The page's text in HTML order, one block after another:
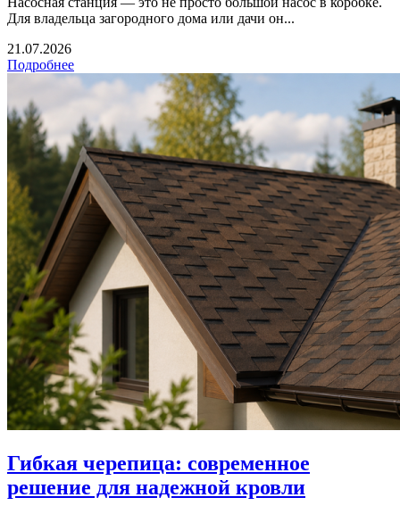
Для владельца загородного дома или дачи он...
21.07.2026
Подробнее
Гибкая черепица: современное
решение для надежной кровли